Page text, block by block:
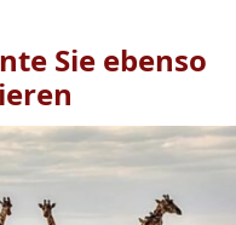
Sie ebenso
1bis2von8sichtbar.